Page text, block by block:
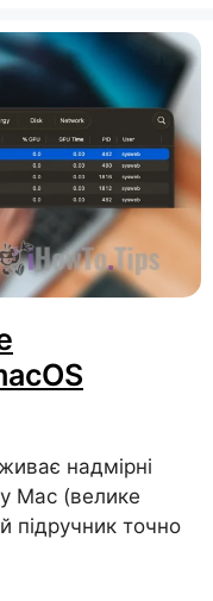
надмірні
Mac (велике
підручник точно